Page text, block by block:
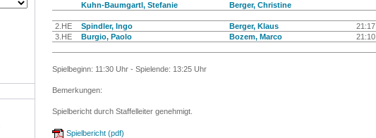
Kuhn-Baumgartl, Stefanie
Berger, Christine
2.HE Spindler, Ingo Berger, Klaus 21:17
3.HE
Burgio, Paolo Bozem, Marco 21:10
Spielbeginn: 11:30 Uhr - Spielende: 13:25 Uhr
Bemerkungen:
Spielbericht durch Staffelleiter genehmigt.
Spielbericht (pdf)